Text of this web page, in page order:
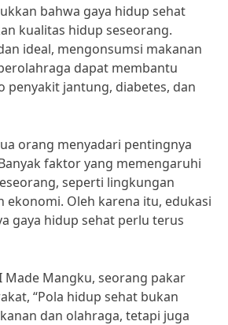
bahwa gaya hidup sehat
kualitas hidup seseorang.
ideal, mengonsumsi makanan
dapat membantu
penyakit jantung, diabetes, dan
orang menyadari pentingnya
faktor yang memengaruhi
seperti lingkungan
ekonomi. Oleh karena itu, edukasi
gaya hidup sehat perlu terus
Made Mangku, seorang pakar
“Pola hidup sehat bukan
dan olahraga, tetapi juga